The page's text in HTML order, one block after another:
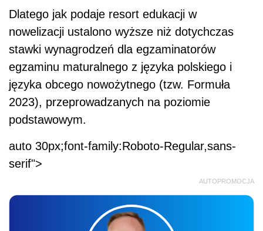
Dlatego jak podaje resort edukacji w
nowelizacji ustalono wyższe niż dotychczas
stawki wynagrodzeń dla egzaminatorów
egzaminu maturalnego z języka polskiego i
języka obcego nowożytnego (tzw. Formuła
2023), przeprowadzanych na poziomie
podstawowym.
auto 30px;font-family:Roboto-Regular,sans-
serif">
AUTOPROMOCJA